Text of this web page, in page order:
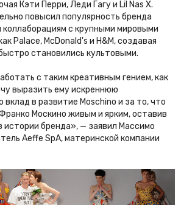
Кэти Перри, Леди Гагу и Lil Nas X.
повысил популярность бренда
с крупными мировыми
Palace, McDonald's и H&M, создавая
становились культовыми.
с таким креативным гением, как
выразить ему искреннюю
вклад в развитие Moschino и за то, что
Москино живым и ярким, оставив
истории бренда», — заявил Массимо
Aeffe SpA, материнской компании